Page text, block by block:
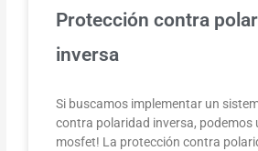
Protección contra
inversa
Si buscamos implementar un
contra polaridad inversa, podemos
mosfet! La protección contra